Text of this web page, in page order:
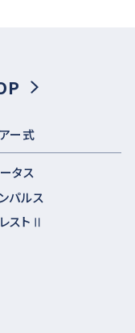
ー式
タス
パルス
ストⅡ